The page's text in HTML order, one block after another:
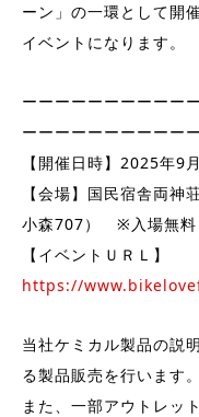
ーン」の一環として開
イベントになります。
ーーーーーーーーーー
ーーーーーーーーーー
【開催日時】2025年
【会場】国民宿舎両神
小森707） ※入場無料
【イベントＵＲＬ】
https://
当社ケミカル製品の説
る製品販売を行います。
また、一部アウトレッ